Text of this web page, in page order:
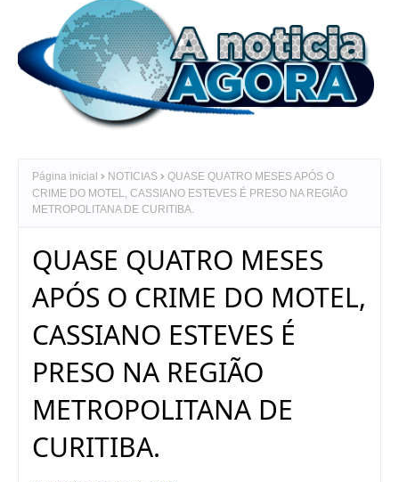
Página inicial NOTICIAS
QUASE QUATRO MESES APÓS O
CRIME DO MOTEL, CASSIANO ESTEVES É PRESO NA REGIÃO
METROPOLITANA DE CURITIBA.
QUASE QUATRO MESES
APÓS O CRIME DO MOTEL,
CASSIANO ESTEVES É
PRESO NA REGIÃO
METROPOLITANA DE
CURITIBA.